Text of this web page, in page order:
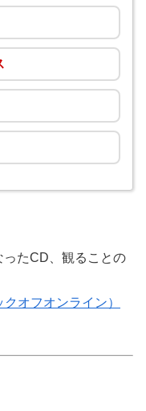
ったCD、観ることの
クオフオンライン）